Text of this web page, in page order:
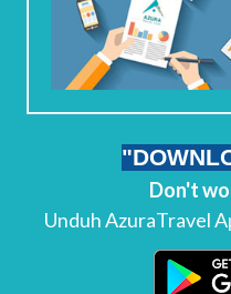
Don't
Unduh AzuraTravel